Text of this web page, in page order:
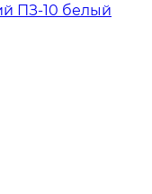
ПЗ-10 белый